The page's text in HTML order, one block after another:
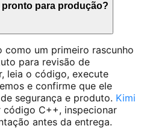
para produção?
um primeiro rascunho
para revisão de
leia o código, execute
e confirme que ele
segurança e produto. Kimi
código C++, inspecionar
antes da entrega.